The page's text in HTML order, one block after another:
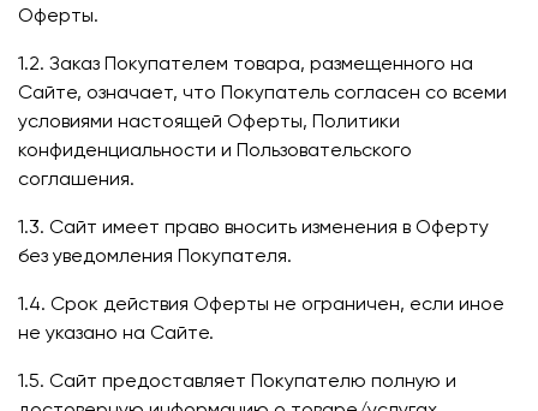
Оферты.
1.2. Заказ Покупателем товара, размещенного на
Сайте, означает, что Покупатель согласен со всеми
условиями настоящей Оферты, Политики
конфиденциальности и Пользовательского
соглашения.
1.3. Сайт имеет право вносить изменения в Оферту
без уведомления Покупателя.
1.4. Срок действия Оферты не ограничен, если иное
не указано на Сайте.
1.5. Сайт предоставляет Покупателю полную и